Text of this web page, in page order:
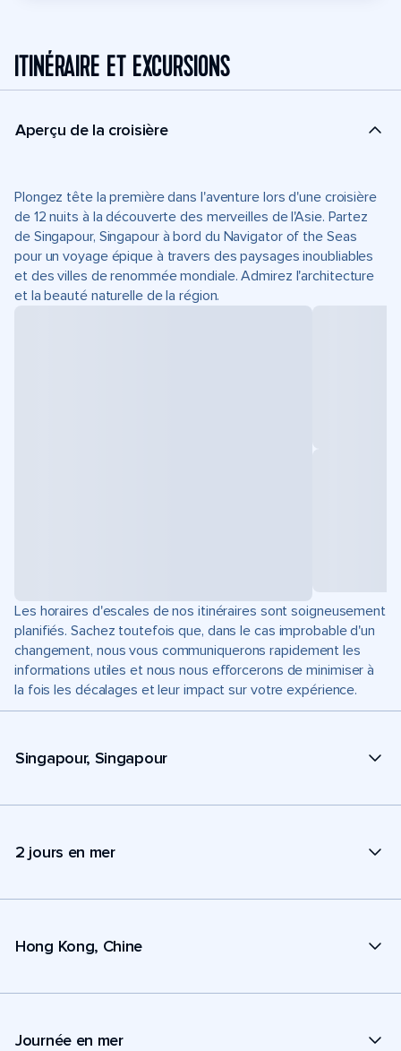
ITINÉRAIRE ET EXCURSIONS
Aperçu de la croisière
Plongez tête la première dans l'aventure lors d'une croisière
de 12 nuits à la découverte des merveilles de l'Asie. Partez
de Singapour, Singapour à bord du Navigator of the Seas
pour un voyage épique à travers des paysages inoubliables
et des villes de renommée mondiale. Admirez l'architecture
et la beauté naturelle de la région.
Les horaires d'escales de nos itinéraires sont soigneusement
planifiés. Sachez toutefois que, dans le cas improbable d'un
changement, nous vous communiquerons rapidement les
informations utiles et nous nous efforcerons de minimiser à
la fois les décalages et leur impact sur votre expérience.
Singapour, Singapour
2 jours en mer
Hong Kong, Chine
Journée en mer